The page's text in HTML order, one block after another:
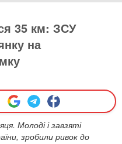
35 км: ЗСУ
на
Молоді і завзяті
зробили ривок до